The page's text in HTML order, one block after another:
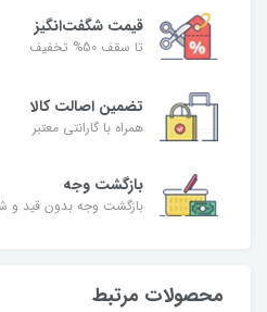
قیمت شگفت‌انگیز
تا سقف 50% تخفیف
تضمین اصالت کالا
همراه با گارانتی معتبر
بازگشت وجه
بازگشت وجه بدون قید و
محصولات مرتبط